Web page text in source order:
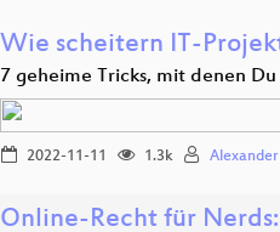
Wie scheitern IT-
7 geheime Tricks, mit denen
2022-11-11 1.3k
Online-Recht für